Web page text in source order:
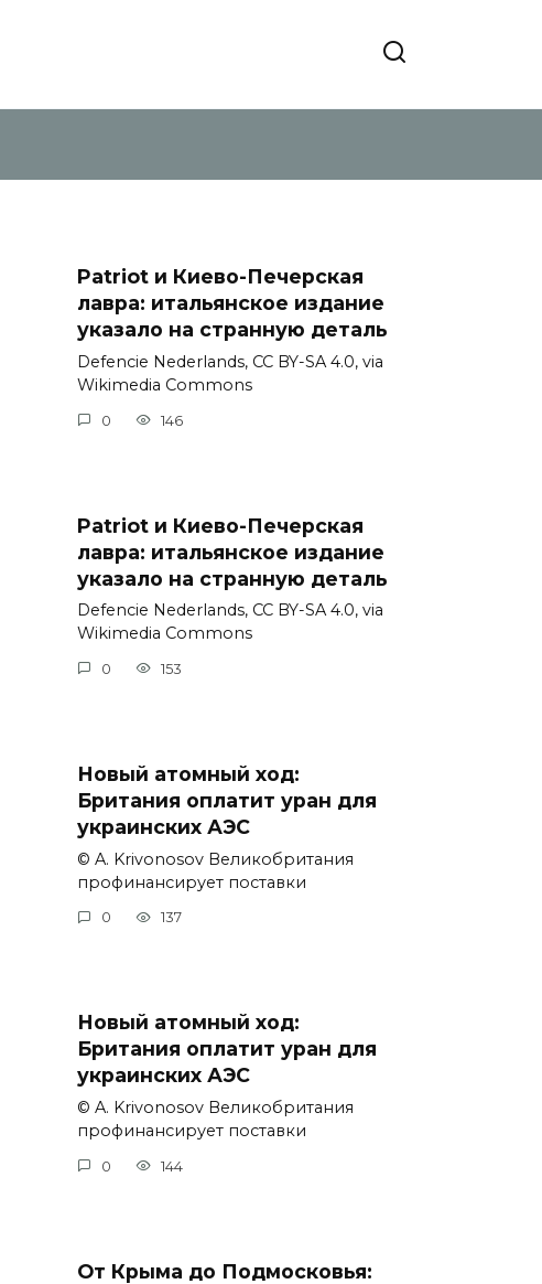
Patriot и Киево-Печерская
лавра: итальянское издание
указало на странную деталь
Defencie Nederlands, CC BY-SA 4.0, via
Wikimedia Commons
0 146
Patriot и Киево-Печерская
лавра: итальянское издание
указало на странную деталь
Defencie Nederlands, CC BY-SA 4.0, via
Wikimedia Commons
0 153
Новый атомный ход:
Британия оплатит уран для
украинских АЭС
© A. Krivonosov Великобритания
профинансирует поставки
0 137
Новый атомный ход:
Британия оплатит уран для
украинских АЭС
© A. Krivonosov Великобритания
профинансирует поставки
0 144
От Крыма до Подмосковья: